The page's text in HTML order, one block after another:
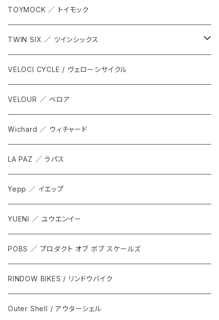
TOYMOCK ／ トイモック
TWIN SIX ／ ツインシックス
ALL
Tops
Bottoms
Accesorries
VELOCI CYCLE / ヴェローシサイクル
VELOUR ／ ベロア
Wichard ／ ウィチャード
LA PAZ ／ ラパス
Yepp ／ イエップ
YUENI ／ ユウエンイー
POBS ／ プロダクト オブ ボブ スケールズ
RINDOW BIKES / リンドウバイク
Outer Shell / アウターシェル